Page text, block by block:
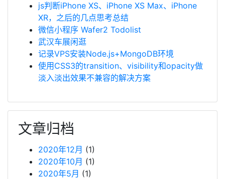
js判断iPhone XS、iPhone XS Max、iPhone
XR，之后的几点思考总结
微信小程序 Wafer2 Todolist
武汉车展闲逛
记录VPS安装Node.js+MongoDB环境
使用CSS3的transition、visibility和opacity做
淡入淡出效果不兼容的解决方案
文章归档
2020年12月 (1)
2020年10月 (1)
2020年5月 (1)